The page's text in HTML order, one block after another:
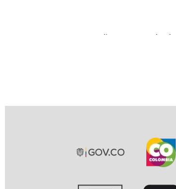
Indique su grado